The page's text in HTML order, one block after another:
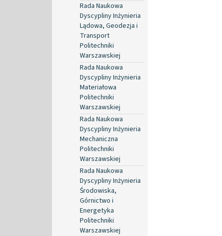
Rada Naukowa
Dyscypliny Inżynieria
Lądowa, Geodezja i
Transport
Politechniki
Warszawskiej
Rada Naukowa
Dyscypliny Inżynieria
Materiałowa
Politechniki
Warszawskiej
Rada Naukowa
Dyscypliny Inżynieria
Mechaniczna
Politechniki
Warszawskiej
Rada Naukowa
Dyscypliny Inżynieria
Środowiska,
Górnictwo i
Energetyka
Politechniki
Warszawskiej